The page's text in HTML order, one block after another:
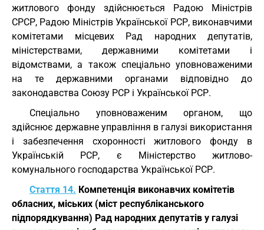
житлового фонду здійснюється Радою Міністрів
СРСР, Радою Міністрів Української РСР, виконавчими
комітетами місцевих Рад народних депутатів,
міністерствами, державними комітетами і
відомствами, а також спеціально уповноваженими
на те державними органами відповідно до
законодавства Союзу РСР і Української РСР.
Спеціально уповноваженим органом, що
здійснює державне управління в галузі використання
і забезпечення схоронності житлового фонду в
Українській РСР, є Міністерство житлово-
комунального господарства Української РСР.
Стаття 14. Компетенція виконавчих комітетів
обласних, міських (міст республіканського
підпорядкування) Рад народних депутатів у галузі